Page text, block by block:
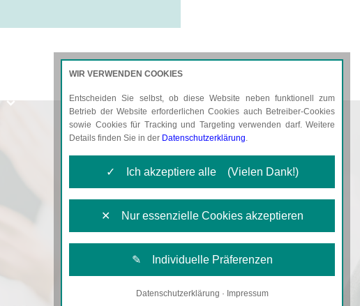
AKTUELLES KARRIERE
WIR VERWENDEN COOKIES
Entscheiden Sie selbst, ob diese Website neben funktionell zum
Betrieb der Website erforderlichen Cookies auch Betreiber-Cookies
sowie Cookies für Tracking und Targeting verwenden darf. Weitere
Details finden Sie in der Datenschutzerklärung.
✓ Ich akzeptiere alle (Vielen Dank!)
✕ Nur essenzielle Cookies akzeptieren
✎ Individuelle Präferenzen
Notwendige Cookies
Datenschutzerklärung · Impressum